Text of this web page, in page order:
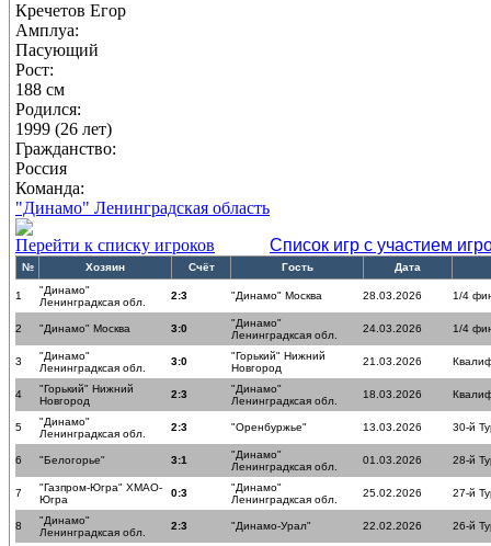
Кречетов Егор
Амплуа:
Пасующий
Рост:
188 см
Родился:
1999 (26 лет)
Гражданство:
Россия
Команда:
"Динамо" Ленинградская область
Перейти к списку игроков
Список игр с участием
№ Хозяин Счёт Гость Дата
1
"Динамо"
Ленинградксая обл.
2:3 "Динамо" Москва 28.03.2026 1/4
2 "Динамо" Москва 3:0
"Динамо"
Ленинградксая обл.
24.03.2026 1/4
3
"Динамо"
Ленинградксая обл.
3:0
"Горький" Нижний
Новгород
21.03.2026
4
"Горький" Нижний
Новгород
2:3
"Динамо"
Ленинградксая обл.
18.03.2026
5
"Динамо"
Ленинградксая обл.
2:3 "Оренбуржье" 13.03.2026 30-й
6 "Белогорье" 3:1
"Динамо"
Ленинградксая обл.
01.03.2026 28-й
7
"Газпром-Югра" ХМАО-
Югра
0:3
"Динамо"
Ленинградксая обл.
25.02.2026 27-й
8
"Динамо"
Ленинградксая обл.
2:3 "Динамо-Урал" 22.02.2026 26-й